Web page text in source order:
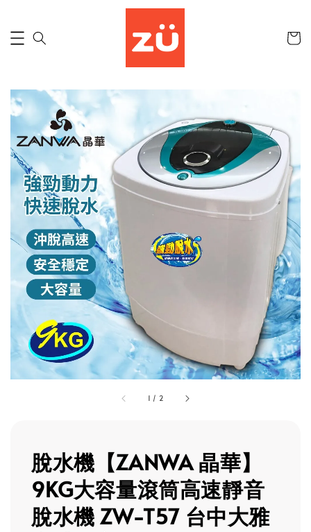
1 / 2
脫水機【ZANWA 晶華】
9KG大容量滾筒高速靜音
脫水機 ZW-T57 台中大雅